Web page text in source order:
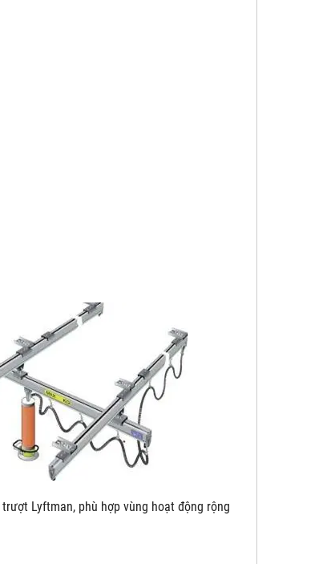
phù hợp vùng hoạt động rộng